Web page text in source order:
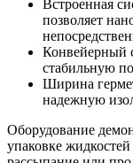
Встроенная
позволяет
Конвейерный
стабильную
Ширина
надежную
Оборудование
упаковке